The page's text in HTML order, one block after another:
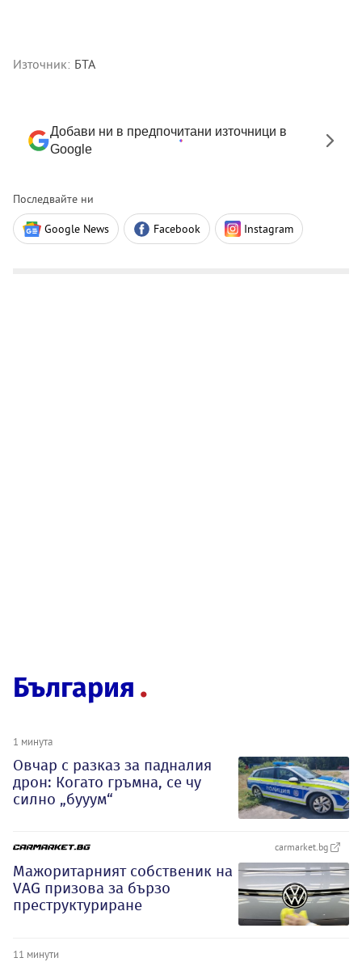
Източник: БТА
Добави ни в предпочитани източници в
Google
Последвайте ни
Google News Facebook Instagram
България
1 минута
Овчар с разказ за падналия
дрон: Когато гръмна, се чу
силно „бууум“
carmarket.bg
Мажоритарният собственик на
VAG призова за бързо
преструктуриране
11 минути